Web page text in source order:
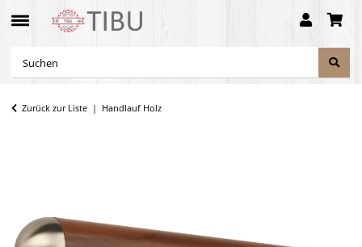
Zurück zur Liste Handlauf Holz